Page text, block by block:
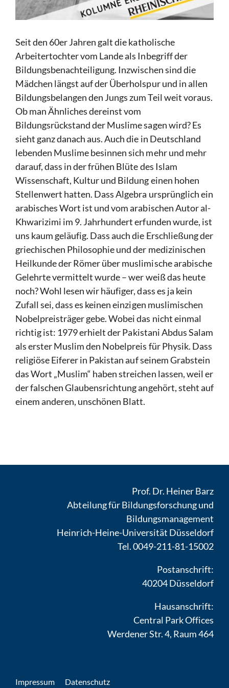
Seit den 60er Jahren galt die katholische
Arbeitertochter vom Lande als Inbegriff der
Bildungsbenachteiligung. Inzwischen sind die
Mädchen längst auf der Überholspur und in allen
Bildungsbelangen den Jungs zum Teil weit voraus.
Ob man Ähnliches dereinst vom
Bildungsrückstand der Muslime sagen wird? Es
sieht ganz danach aus. Auch die in Deutschland
lebenden Muslime besinnen sich mehr und mehr
darauf, dass in der frühen Blüte des Islam
Wissenschaft, Kultur und Bildung einen hohen
Stellenwert hatten. Dass Algebra ursprünglich ein
arabisches Wort ist und vom arabischen Autor al-
Khwarizimi im 9. Jahrhundert erfunden wurde, ist
uns kaum geläufig. Dass auch die Erschließung der
griechischen Philosophie und der medizinischen
Heilkunde der Römer über muslimische arabische
Gelehrte vermittelt wurde – wer weiß das heute
noch? Wohl lesen wir häufiger, dass es ja kein
Zufall sei, dass es keinen einzigen muslimischen
Nobelpreisträger gebe. Wobei das nicht einmal
richtig ist: 1979 erhielt der Pakistani Abdus Salam
als erster Muslim den Nobelpreis für Physik. Dass
religiöse Eiferer in Pakistan auf seinem Grabstein
das Wort „Muslim“ haben streichen lassen, weil er
der falschen Glaubensrichtung angehört, steht auf
einem anderen, unschönen Blatt.
Impressum Datenschutz
Prof. Dr. Heiner Barz
Abteilung für Bildungsforschung und
Bildungsmanagement
Heinrich-Heine-Universität Düsseldorf
Tel. 0049-211-81-15002
Postanschrift:
40204 Düsseldorf
Hausanschrift:
Central Park Offices
Werdener Str. 4, Raum 464